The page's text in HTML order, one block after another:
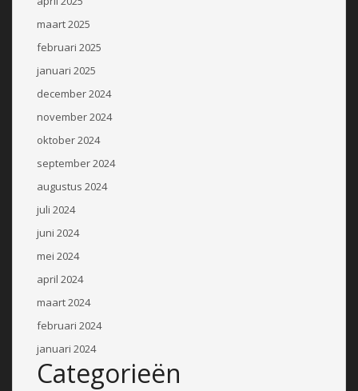
maart 2025
februari 2025
januari 2025
december 2024
november 2024
oktober 2024
september 2024
augustus 2024
juli 2024
juni 2024
mei 2024
april 2024
maart 2024
februari 2024
januari 2024
Categorieën